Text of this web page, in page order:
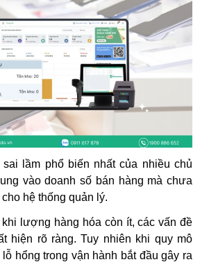
sai lầm phổ biến nhất của nhiều chủ
vào doanh số bán hàng mà chưa
hệ thống quản lý.
lượng hàng hóa còn ít, các vấn đề
hiện rõ ràng. Tuy nhiên khi quy mô
hổng trong vận hành bắt đầu gây ra